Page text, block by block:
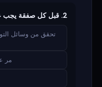
2. قبل كل صفقة يجب عليك:
تحقق من وسائل
مر